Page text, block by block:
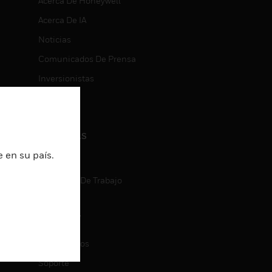
Acerca De IA
Noticias
Comunicados De Prensa
Inversionistas
CARRERAS
Carreras
Búsqueda De Trabajo
CONTACT
Contáctenos
Soporte
en su país.